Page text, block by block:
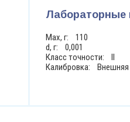
Лабораторные
Max, г: 110
d, г: 0,001
Класс точности: II
Калибровка: Внешняя